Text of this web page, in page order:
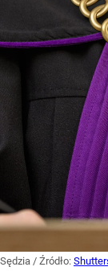
Sędzia / Źródło: